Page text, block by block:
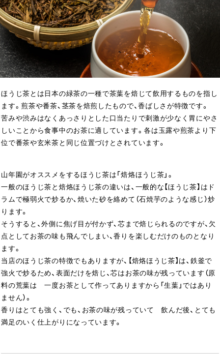
ほうじ茶とは日本の緑茶の一種で茶葉を焙じて飲用するものを指し
ます。煎茶や番茶、茎茶を焙煎したもので、香ばしさが特徴です。
苦みや渋みはなくあっさりとした口当たりで刺激が少なく胃にやさ
しいことから食事中のお茶に適しています。各は玉露や煎茶より下
位で番茶や玄米茶と同じ位置づけとされています。
山年園がオススメをするほうじ茶は「焙烙ほうじ茶」。
一般のほうじ茶と焙烙ほうじ茶の違いは、一般的な【ほうじ茶】はド
ラムで極弱火で炒るか、焼いた砂を絡めて（石焼芋のような感じ）炒
ります。
そうすると、外側に焦げ目が付かず、芯まで焙じられるのですが、欠
点としてお茶の味も飛んでしまい、香りを楽しむだけのものとなり
ます。
当店のほうじ茶の特徴でもありますが、【焙烙ほうじ茶】は、鉄釜で
強火で炒るため、表面だけを焙じ、芯はお茶の味が残っています（原
料の荒葉は 一度お茶として作ってありますから「生葉」ではあり
ません）。
香りはとても強く、でも、お茶の味が残っていて 飲んだ後、とても
満足のいく仕上がりになっています。